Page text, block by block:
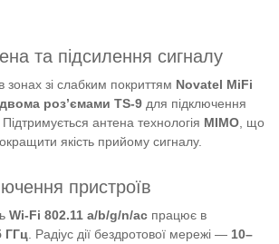
та підсилення сигналу
зонах зі слабким покриттям Novatel MiFi
двома роз’ємами TS-9 для підключення
антена технологія MIMO , що
якість прийому сигналу.
пристроїв
Wi-Fi 802.11 a/b/g/n/ac працює в
ГГц . Радіус дії бездротової мережі — 10–